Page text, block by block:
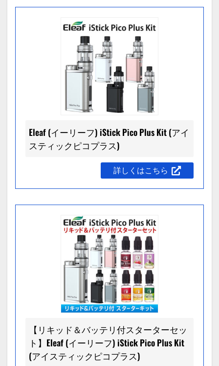
Eleaf (イーリーフ) iStick Pico Plus Kit (アイ
スティックピコプラス)
詳しくはこちら
【リキッド＆バッテリ付スターターセッ
ト】Eleaf (イーリーフ) iStick Pico Plus Kit
(アイスティックピコプラス)